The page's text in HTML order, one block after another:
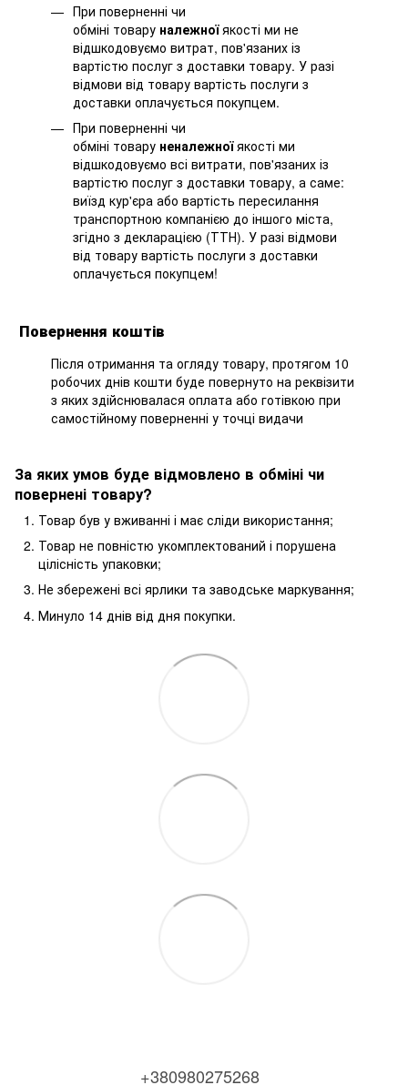
При поверненні чи
обміні товару належноїякості ми не
відшкодовуємо витрат, пов'язаних із
вартістю послуг з доставки товару. У разі
відмови від товару вартість послуги з
доставки оплачується покупцем.
При поверненні чи
обміні товару неналежноїякості ми
відшкодовуємо всі витрати, пов'язаних із
вартістю послуг з доставки товару, а саме:
виїзд кур'єра або вартість пересилання
транспортною компанією до іншого міста,
згідно з декларацією (ТТН). У разі відмови
від товару вартість послуги з доставки
оплачується покупцем!
Повернення коштів
Після отримання та огляду товару, протягом 10
робочих днів кошти буде повернуто на реквізити
з яких здійснювалася оплата або готівкою при
самостійному поверненні у точці видачи
За яких умов буде відмовлено в обміні чи
повернені товару?
Товар був у вживанні і має сліди використання;
Товар не повністю укомплектований і порушена
цілісність упаковки;
Не збережені всі ярлики та заводське маркування;
Минуло 14 днів від дня покупки.
+380980275268